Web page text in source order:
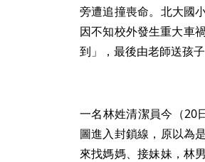
旁遭追撞喪命。北大國
因不知校外發生重大車
到」，最後由老師送孩子
一名林姓清潔員今（20
圖進入封鎖線，原以為
來找媽媽、接妹妹，林